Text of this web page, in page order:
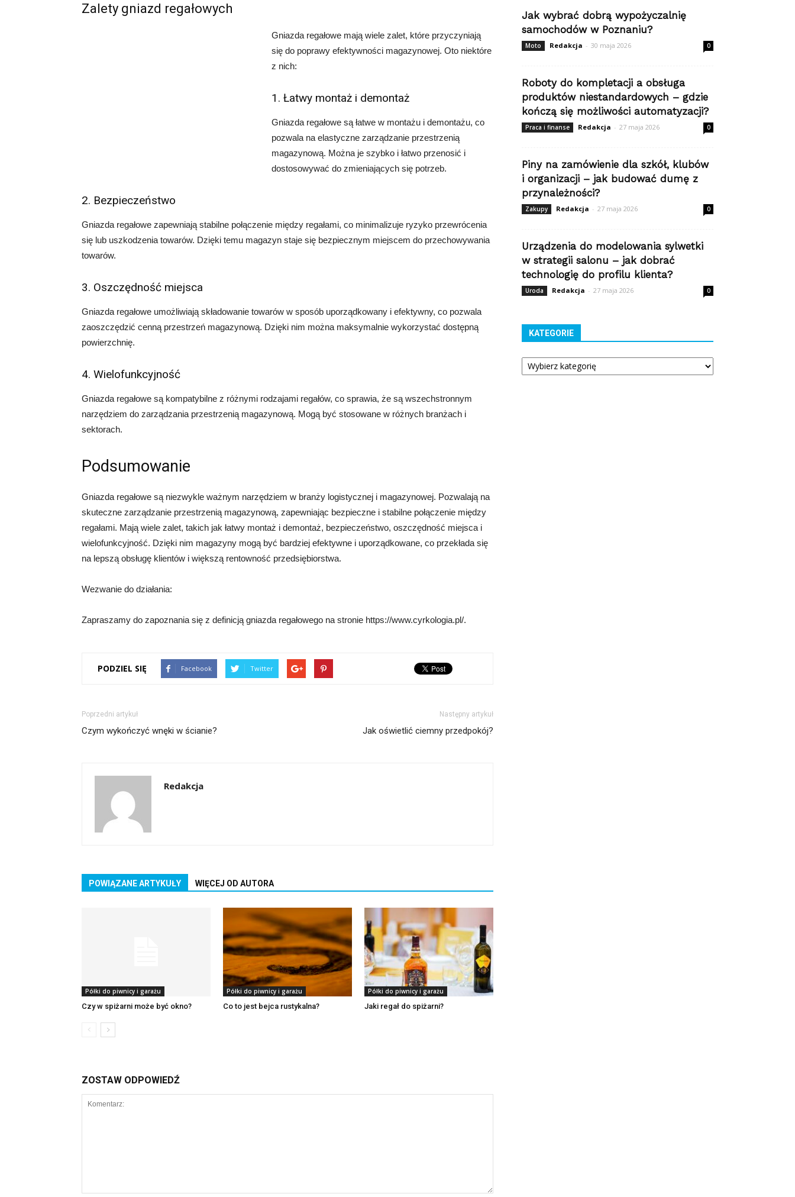
Zalety gniazd regałowych
Gniazda regałowe mają wiele zalet, które przyczyniają
się do poprawy efektywności magazynowej. Oto niektóre
z nich:
1. Łatwy montaż i demontaż
Gniazda regałowe są łatwe w montażu i demontażu, co
pozwala na elastyczne zarządzanie przestrzenią
magazynową. Można je szybko i łatwo przenosić i
dostosowywać do zmieniających się potrzeb.
2. Bezpieczeństwo
Gniazda regałowe zapewniają stabilne połączenie między regałami, co minimalizuje ryzyko przewrócenia
się lub uszkodzenia towarów. Dzięki temu magazyn staje się bezpiecznym miejscem do przechowywania
towarów.
3. Oszczędność miejsca
Gniazda regałowe umożliwiają składowanie towarów w sposób uporządkowany i efektywny, co pozwala
zaoszczędzić cenną przestrzeń magazynową. Dzięki nim można maksymalnie wykorzystać dostępną
powierzchnię.
4. Wielofunkcyjność
Gniazda regałowe są kompatybilne z różnymi rodzajami regałów, co sprawia, że są wszechstronnym
narzędziem do zarządzania przestrzenią magazynową. Mogą być stosowane w różnych branżach i
sektorach.
Podsumowanie
Gniazda regałowe są niezwykle ważnym narzędziem w branży logistycznej i magazynowej. Pozwalają na
skuteczne zarządzanie przestrzenią magazynową, zapewniając bezpieczne i stabilne połączenie między
regałami. Mają wiele zalet, takich jak łatwy montaż i demontaż, bezpieczeństwo, oszczędność miejsca i
wielofunkcyjność. Dzięki nim magazyny mogą być bardziej efektywne i uporządkowane, co przekłada się
na lepszą obsługę klientów i większą rentowność przedsiębiorstwa.
Wezwanie do działania:
Zapraszamy do zapoznania się z definicją gniazda regałowego na stronie https://www.cyrkologia.pl/.
PODZIEL SIĘ Facebook Twitter
Poprzedni artykuł
Czym wykończyć wnęki w ścianie?
Następny artykuł
Jak oświetlić ciemny przedpokój?
Redakcja
POWIĄZANE ARTYKUŁY WIĘCEJ OD AUTORA
Półki do piwnicy i garażu
Czy w spiżarni może być okno?
Półki do piwnicy i garażu
Co to jest bejca rustykalna?
Półki do piwnicy i garażu
Jaki regał do spiżarni?
ZOSTAW ODPOWIEDŹ
Jak wybrać dobrą wypożyczalnię
samochodów w Poznaniu?
Moto Redakcja - 30 maja 2026 0
Roboty do kompletacji a obsługa
produktów niestandardowych – gdzie
kończą się możliwości automatyzacji?
Praca i finanse Redakcja - 27 maja 2026 0
Piny na zamówienie dla szkół, klubów
i organizacji – jak budować dumę z
przynależności?
Zakupy Redakcja - 27 maja 2026 0
Urządzenia do modelowania sylwetki
w strategii salonu – jak dobrać
technologię do profilu klienta?
Uroda Redakcja - 27 maja 2026 0
KATEGORIE
Kategorie